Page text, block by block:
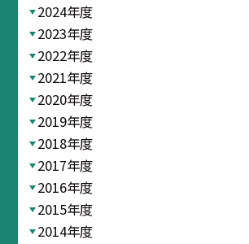
2024年度
2023年度
2022年度
2021年度
2020年度
2019年度
2018年度
2017年度
2016年度
2015年度
2014年度